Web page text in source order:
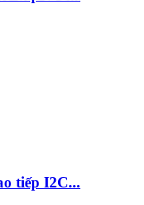
tiếp I2C...